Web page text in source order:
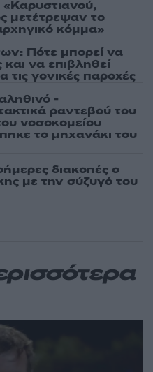
μετέτρεψαν το
κόμμα»
Πότε μπορεί να
να επιβληθεί
τις γονικές παροχές
-
ραντεβού του
νοσοκομείου
το μηχανάκι του
διακοπές ο
με την σύζυγό του